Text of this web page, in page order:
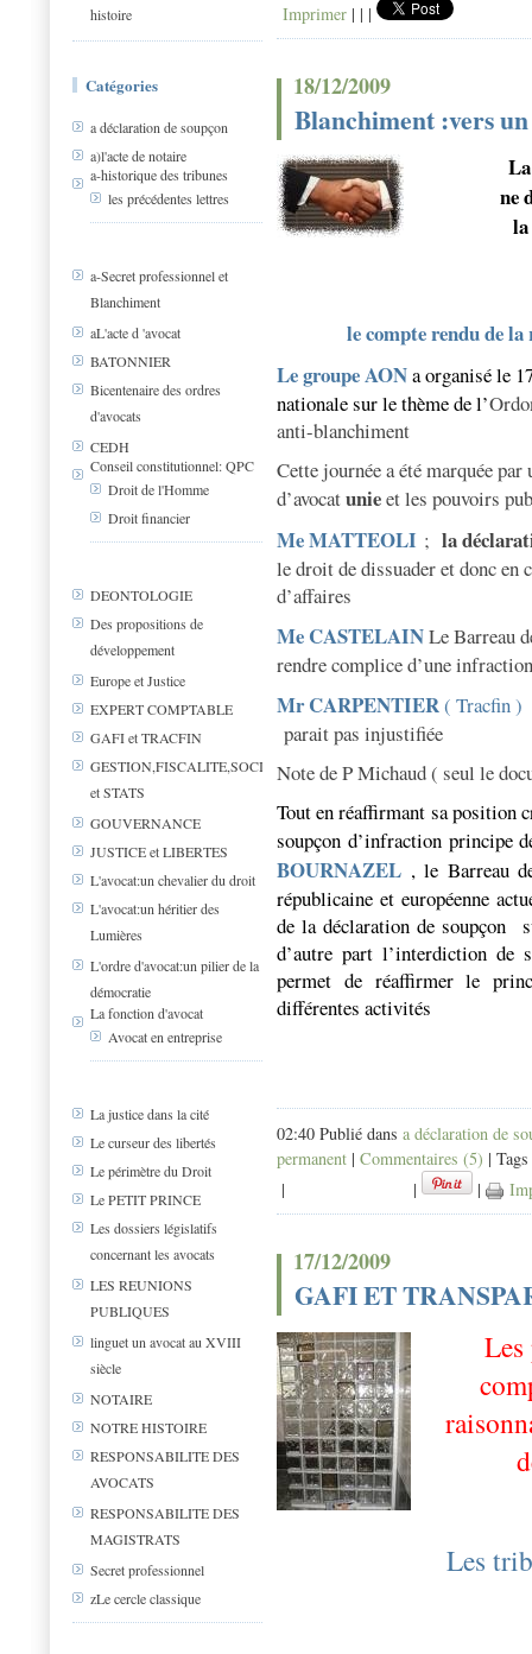
histoire
Catégories
a déclaration de soupçon
a)l'acte de notaire
a-historique des tribunes
les précédentes lettres
a-Secret professionnel et
Blanchiment
aL'acte d 'avocat
BATONNIER
Bicentenaire des ordres
d'avocats
CEDH
Conseil constitutionnel: QPC
Droit de l'Homme
Droit financier
DEONTOLOGIE
Des propositions de
développement
Europe et Justice
EXPERT COMPTABLE
GAFI et TRACFIN
GESTION,FISCALITE,SOCIAL
et STATS
GOUVERNANCE
JUSTICE et LIBERTES
L'avocat:un chevalier du droit
L'avocat:un héritier des
Lumières
L'ordre d'avocat:un pilier de la
démocratie
La fonction d'avocat
Avocat en entreprise
La justice dans la cité
Le curseur des libertés
Le périmètre du Droit
Le PETIT PRINCE
Les dossiers législatifs
concernant les avocats
LES REUNIONS
PUBLIQUES
linguet un avocat au XVIII
siècle
NOTAIRE
NOTRE HISTOIRE
RESPONSABILITE DES
AVOCATS
RESPONSABILITE DES
MAGISTRATS
Secret professionnel
zLe cercle classique
Imprimer | | |
18/12/2009
Blanchiment :vers
ne
le compte rendu de
Le groupe AONa organisé le
nationale sur le thème de l’
anti-blanchiment
Cette journée a été marquée
d’avocatunieet les pouvoirs
Me MATTEOLI ; la
le droit de dissuader et donc en
d’affaires
Me CASTELAINLe Barreau
rendre complice d’une infraction
Mr CARPENTIER( Tracfin )
parait pas injustifiée
Note de P Michaud ( seul le
Tout en réaffirmant sa position
soupçon d’infraction principe
BOURNAZEL , le Barreau
républicaine et européenne
de la déclaration de soupçon
d’autre part l’interdiction
permet de réaffirmer le
différentes activités
02:40 Publié dans a déclaration de
permanent | Commentaires (5) |
|
| |
17/12/2009
GAFI ET
Les
Les